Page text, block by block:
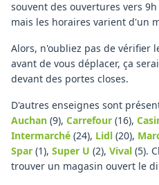
souvent des ouvertures vers
mais les horaires varient d'un
Alors, n'oubliez pas de vérifier
avant de vous déplacer, ça
devant des portes closes.
D'autres enseignes sont
Auchan (9), Carrefour (16),
Intermarché (24), Lidl (20),
Spar (1), Super U (2), Vival (5).
trouver un magasin ouvert le